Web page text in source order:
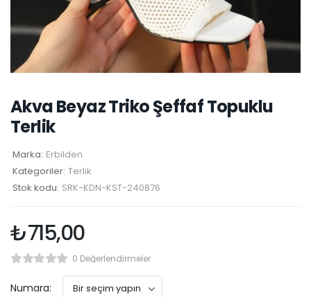
Akva Beyaz Triko Şeffaf Topuklu
Terlik
Marka: Erbilden
Kategoriler: Terlik
Stok kodu: SRK-KDN-KST-240876
₺715,00
0 Değerlendirmeler
Numara: